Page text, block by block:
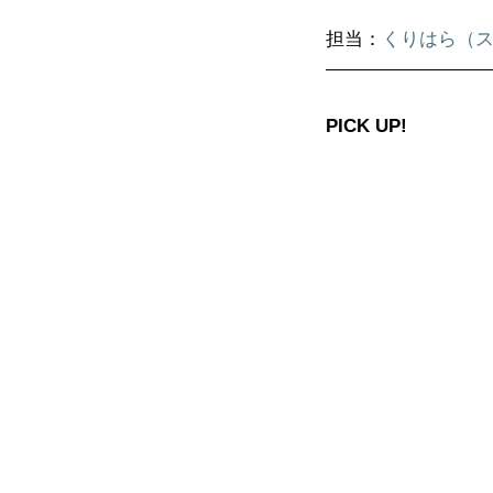
担当： くりはら（
PICK UP!